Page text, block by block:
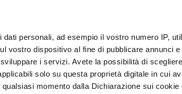
dati personali, ad esempio il vostro numero IP,
vostro dispositivo al fine di pubblicare annunci
i servizi. Avete la possibilità di
solo su questa proprietà digitale in cui
momento dalla Dichiarazione sui
Snelkoeler
Presentatie en
Verkoop